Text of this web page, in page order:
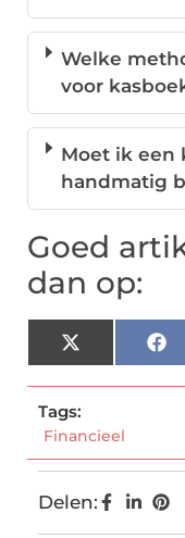
Welke
voor
Moet ik een
handmatig
Goed
dan op:
X
(Twitter)
Tags:
Financieel
Delen: